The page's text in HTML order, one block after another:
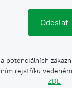
potenciálních
rejstříku
ZDE